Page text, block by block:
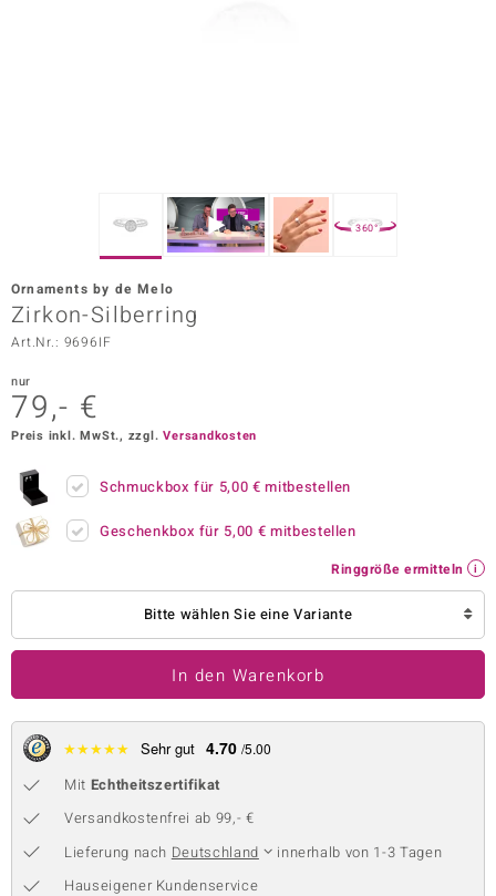
Vogue
Paraíso
Collection
Collection
360°
Ornaments by de Melo
Zirkon-Silberring
Art.Nr.: 9696IF
nur
79,- €
Preis inkl. MwSt., zzgl.Versandkosten
Schmuckbox für 5,00 € mitbestellen
Geschenkbox für 5,00 € mitbestellen
Ringgröße ermitteln
Bitte wählen Sie eine Variante
In den Warenkorb
★★★★★ Sehr gut 4.70 /5.00
Mit Echtheitszertifikat
Versandkostenfrei ab 99,- €
Lieferung nach Deutschland
innerhalb von 1-3 Tagen
Hauseigener Kundenservice